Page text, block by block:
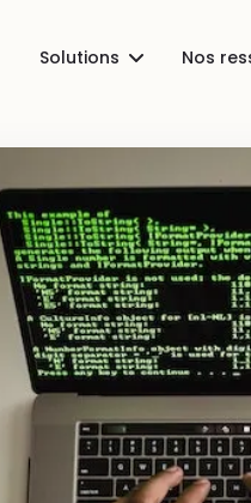
Solutions Nos